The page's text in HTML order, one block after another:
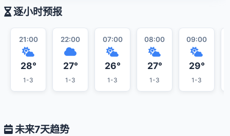
逐小时预报
21:00
28°
1-3
22:00
27°
1-3
07:00
26°
1-3
08:00
27°
1-3
09:00
29°
1-3
未来7天趋势